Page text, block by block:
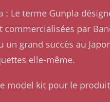
: Le terme Gunpla
par
un grand succès au
elle-même.
model kit pour le produit